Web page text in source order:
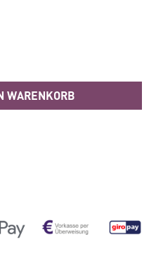
Wert ein
WARENKORB